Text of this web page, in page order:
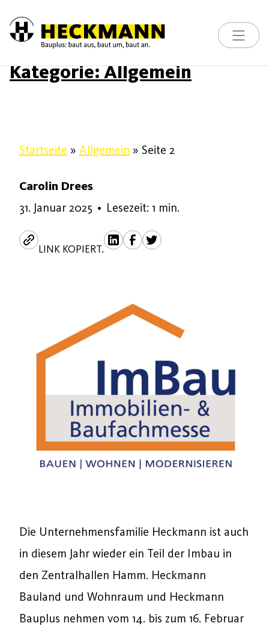
Skip to content
Toggle
Kategorie:Allgemein
Startseite » Allgemein » Seite 2
Carolin Drees
31. Januar 2025 5. Februar 2025
• Lesezeit: 1 min.
LINK KOPIERT.
Die Unternehmensfamilie Heckmann ist auch
in diesem Jahr wieder ein Teil der Imbau in
den Zentralhallen Hamm. Heckmann
Bauland und Wohnraum und Heckmann
Bauplus nehmen vom 14. bis zum 16. Februar